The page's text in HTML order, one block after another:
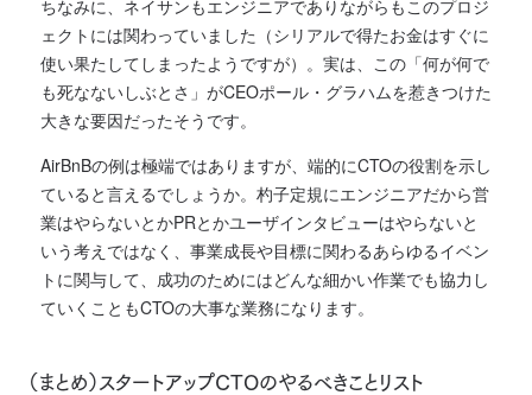
ちなみに、 ネイサンもエンジニアでありながらもこのプロジ
ェクトには関わっていました（シリアルで得たお金はすぐに
使い果たしてしまったようですが）。 実は、この「何が何で
も死なないしぶとさ」がCEOポール・グラハムを惹きつけた
大きな要因だったそうです。
AirBnBの例は極端ではありますが、端的にCTOの役割を示し
ていると言えるでしょうか。 杓子定規にエンジニアだから営
業はやらないとかPRとかユーザインタビューはやらないと
いう考えではなく、事業成長や目標に関わるあらゆるイベン
トに関与して、成功のためにはどんな細かい作業でも協力し
ていくこともCTOの大事な業務になります。
（まとめ）スタートアップCTOのやるべきことリスト